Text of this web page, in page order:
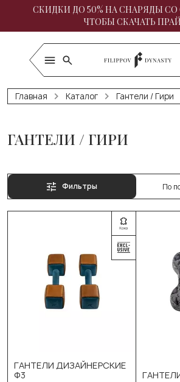
СКИДКИ ДО 50% НА СНАРЯДЫ
ЧТОБЫ СКАЧАТЬ
Главная Каталог Гантели / Гири
ГАНТЕЛИ / ГИРИ
Фильтры По
ГАНТЕЛИ ДИЗАЙНЕРСКИЕ
Ф3
Выберите размер: